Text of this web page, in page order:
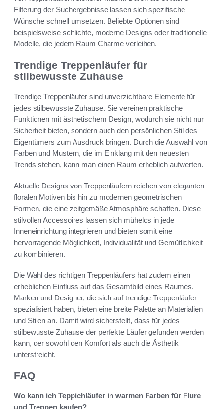
Filterung der Suchergebnisse lassen sich spezifische
Wünsche schnell umsetzen. Beliebte Optionen sind
beispielsweise schlichte, moderne Designs oder traditionelle
Modelle, die jedem Raum Charme verleihen.
Trendige Treppenläufer für
stilbewusste Zuhause
Trendige Treppenläufer sind unverzichtbare Elemente für
jedes stilbewusste Zuhause. Sie vereinen praktische
Funktionen mit ästhetischem Design, wodurch sie nicht nur
Sicherheit bieten, sondern auch den persönlichen Stil des
Eigentümers zum Ausdruck bringen. Durch die Auswahl von
Farben und Mustern, die im Einklang mit den neuesten
Trends stehen, kann man einen Raum erheblich aufwerten.
Aktuelle Designs von Treppenläufern reichen von eleganten
floralen Motiven bis hin zu modernen geometrischen
Formen, die eine zeitgemäße Atmosphäre schaffen. Diese
stilvollen Accessoires lassen sich mühelos in jede
Inneneinrichtung integrieren und bieten somit eine
hervorragende Möglichkeit, Individualität und Gemütlichkeit
zu kombinieren.
Die Wahl des richtigen Treppenläufers hat zudem einen
erheblichen Einfluss auf das Gesamtbild eines Raumes.
Marken und Designer, die sich auf trendige Treppenläufer
spezialisiert haben, bieten eine breite Palette an Materialien
und Stilen an. Damit wird sicherstellt, dass für jedes
stilbewusste Zuhause der perfekte Läufer gefunden werden
kann, der sowohl den Komfort als auch die Ästhetik
unterstreicht.
FAQ
Wo kann ich Teppichläufer in warmen Farben für Flure
und Treppen kaufen?